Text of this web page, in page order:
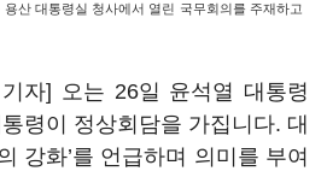
산 대통령실 청사에서 열린 국무회의를 주재하고
자] 오는 26일 윤석열 대통령
령이 정상회담을 가집니다. 대
강화’를 언급하며 의미를 부여